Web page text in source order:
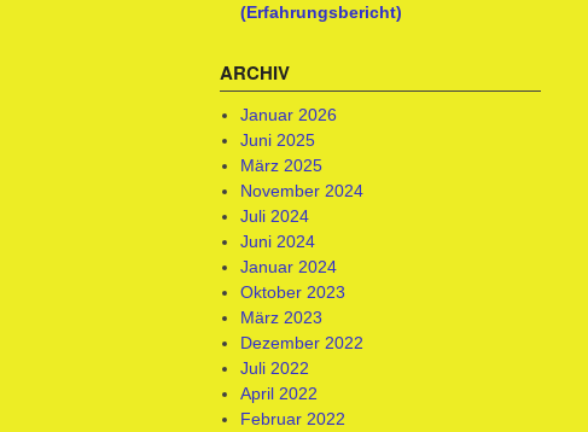
(Erfahrungsbericht)
ARCHIV
Januar 2026
Juni 2025
März 2025
November 2024
Juli 2024
Juni 2024
Januar 2024
Oktober 2023
März 2023
Dezember 2022
Juli 2022
April 2022
Februar 2022